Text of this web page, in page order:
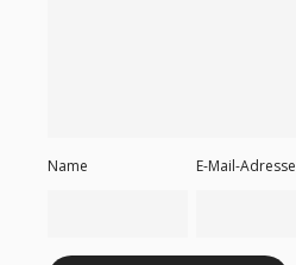
Name E-Mail-Adresse